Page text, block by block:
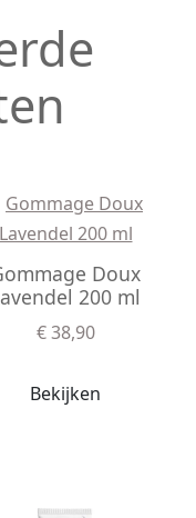
Doux
200 ml
€ 38,90
Bekijken